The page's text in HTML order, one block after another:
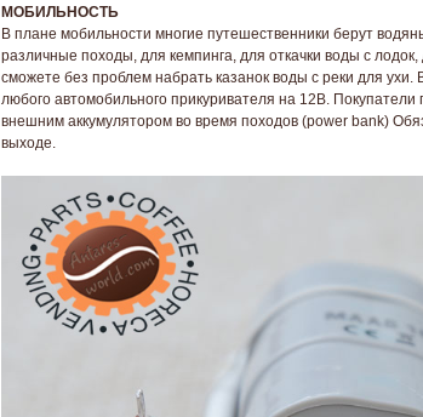
МОБИЛЬНОСТЬ
В плане мобильности многие путешественники берут
различные походы, для кемпинга, для откачки воды с
сможете без проблем набрать казанок воды с реки для
любого автомобильного прикуривателя на 12В. Покупатели
внешним аккумулятором во время походов (power bank)
выходе.